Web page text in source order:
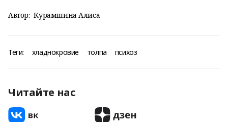
Автор: Курамшина Алиса
Теги: хладнокровие толпа психоз
Читайте нас